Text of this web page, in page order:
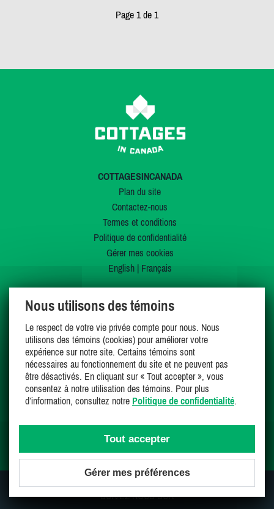
Page 1 de 1
COTTAGESINCANADA
Plan du site
Contactez-nous
Termes et conditions
Politique de confidentialité
Gérer mes cookies
English| Français
PROPRIÉTAIRES
Inscrivez votre chalet
Accès propriétaire
LOCATAIRES
Chalets à louer
Chalets à vendre
Dernières inscriptions
Mes favoris
SUIVEZ-NOUS SUR
Nous utilisons des témoins
Le respect de votre vie privée compte pour nous. Nous
utilisons des témoins (cookies) pour améliorer votre
expérience sur notre site. Certains témoins sont
nécessaires au fonctionnement du site et ne peuvent pas
être désactivés. En cliquant sur « Tout accepter », vous
consentez à notre utilisation des témoins. Pour plus
d’information, consultez notre Politique de confidentialité.
Tout accepter
Gérer mes préférences